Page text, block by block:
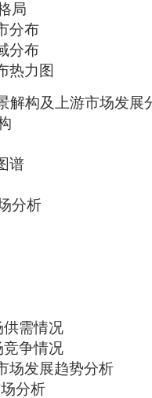
局
分布
分布
热力图
解构及上游市场发展
谱
分析
供需情况
竞争情况
场发展趋势分析
分析